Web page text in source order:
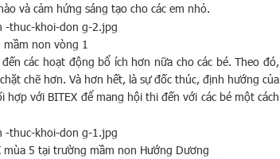
và cảm hứng sáng tạo cho các em nhỏ.
mầm non vòng 1
các hoạt động bổ ích hơn nữa cho các bé. Theo đó,
chẽ hơn. Và hơn hết, là sự đốc thúc, định hướng của
với BITEX để mang hội thi đến với các bé một cách
mùa 5 tại trường mầm non Hướng Dương